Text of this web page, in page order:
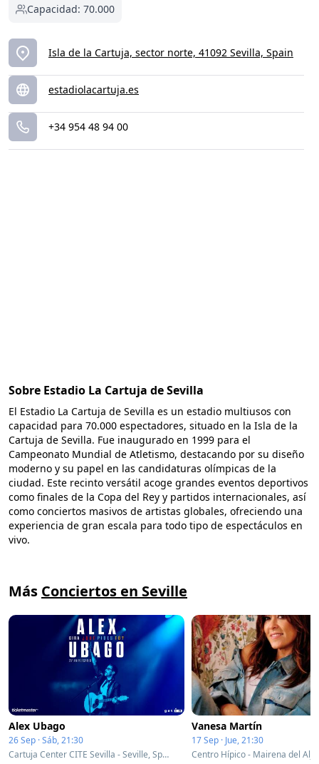
Capacidad: 70.000
Isla de la Cartuja, sector norte, 41092 Sevilla, Spain
estadiolacartuja.es
+34 954 48 94 00
Sobre Estadio La Cartuja de Sevilla
El Estadio La Cartuja de Sevilla es un estadio multiusos con
capacidad para 70.000 espectadores, situado en la Isla de la
Cartuja de Sevilla. Fue inaugurado en 1999 para el
Campeonato Mundial de Atletismo, destacando por su diseño
moderno y su papel en las candidaturas olímpicas de la
ciudad. Este recinto versátil acoge grandes eventos deportivos
como finales de la Copa del Rey y partidos internacionales, así
como conciertos masivos de artistas globales, ofreciendo una
experiencia de gran escala para todo tipo de espectáculos en
vivo.
Más Conciertos en Seville
Alex Ubago
26 Sep · Sáb, 21:30
Cartuja Center CITE Sevilla - Seville, Spain
Vanesa Martín
17 Sep · Jue, 21:30